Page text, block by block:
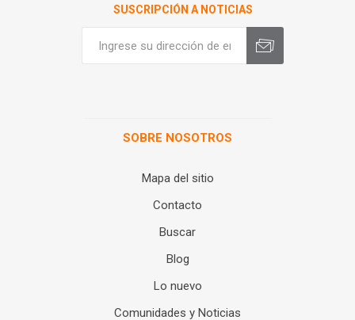
SUSCRIPCIÓN A NOTICIAS
SOBRE NOSOTROS
Mapa del sitio
Contacto
Buscar
Blog
Lo nuevo
Comunidades y Noticias